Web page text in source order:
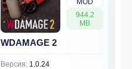
MOD
944.2
MB
WDAMAGE 2
Версия: 1.0.24